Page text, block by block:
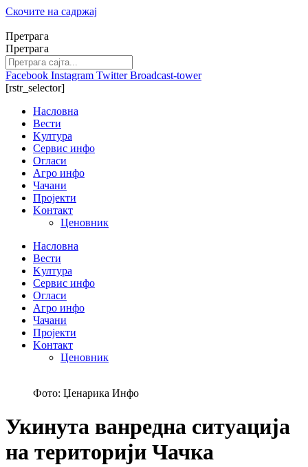
Скочите на садржај
Претрага
Претрага
Facebook Instagram Twitter Broadcast-tower
[rstr_selector]
Насловна
Вести
Kултура
Сервис инфо
Огласи
Агро инфо
Чачани
Пројекти
Kонтакт
Ценовник
Насловна
Вести
Kултура
Сервис инфо
Огласи
Агро инфо
Чачани
Пројекти
Kонтакт
Ценовник
Фото: Џенарика Инфо
Укинута ванредна ситуација
на територији Чачка